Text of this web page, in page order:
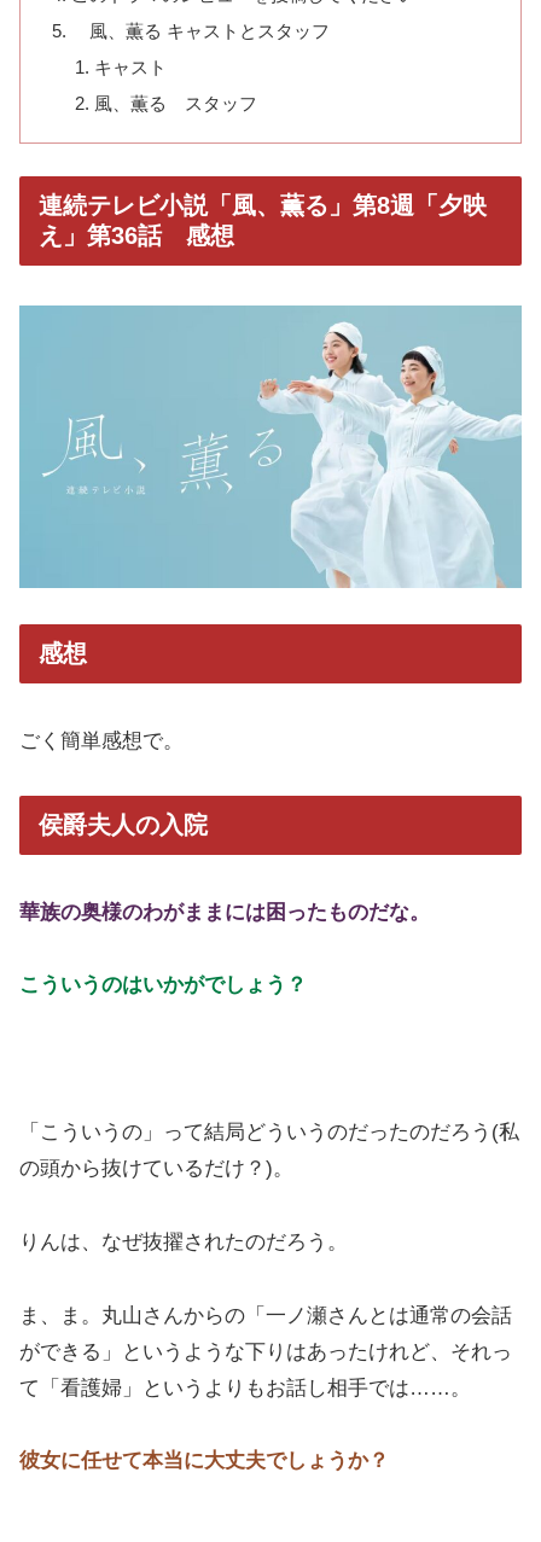
風、薫る キャストとスタッフ
キャスト
風、薫る スタッフ
連続テレビ小説「風、薫る」第8週「夕映
え」第36話 感想
感想
ごく簡単感想で。
侯爵夫人の入院
華族の奥様のわがままには困ったものだな。
こういうのはいかがでしょう？
「こういうの」って結局どういうのだったのだろう(私
の頭から抜けているだけ？)。
りんは、なぜ抜擢されたのだろう。
ま、ま。丸山さんからの「一ノ瀬さんとは通常の会話
ができる」というような下りはあったけれど、それっ
て「看護婦」というよりもお話し相手では……。
彼女に任せて本当に大丈夫でしょうか？